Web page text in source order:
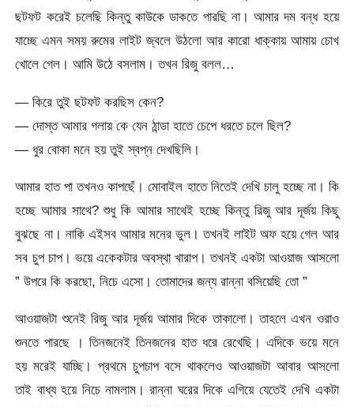
ছটফট করেই চলেছি কিন্তু কাউকে ডাকতে পারছি না। আমার দম বন্ধ হয়ে
যাচ্ছে এমন সময় রুমের লাইট জ্বলে উঠলো আর কারো ধাক্কায় আমায় চোখ
খোলে গেল। আমি উঠে বসলাম। তখন রিজু বলল…
— কিরে তুই ছটফট করছিস কেন?
— দোস্ত আমার গলায় কে যেন ঠান্ডা হাতে চেপে ধরতে চলে ছিল?
— ধুর বোকা মনে হয় তুই স্বপ্ন দেখছিলি।
আমার হাত পা তখনও কাপছেঁ। মোবাইল হাতে নিতেই দেখি চালু হচ্ছে না। কি
হচ্ছে আমার সাথে? শুধু কি আমার সাথেই হচ্ছে কিন্তু রিজু আর দূর্জয় কিছু
বুঝছে না। নাকি এইসব আমার মনের ভুল। তখনই লাইট অফ হয়ে গেল আর
সব চুপ চাপ। ভয়ে একেকটার অবস্থা খারাপ। তখনই একটা আওয়াজ আসলো
” উপরে কি করছো, নিচে এসো। তোমাদের জন্য রান্না বসিয়েছি তো ”
আওয়াজটা শুনেই রিজু আর দূর্জয় আমার দিকে তাকালো। তাহলে এখন ওরাও
শুনতে পারছে । তিনজনেই তিনজনের হাত ধরে রেখেছি। এদিকে ভয়ে মনে
হয় মরেই যাচ্ছি। প্রথমে চুপচাপ বসে থাকলেও আওয়াজটা আবার আসলো
তাই বাধ্য হয়ে নিচে নামলাম। রান্না ঘরের দিকে এগিয়ে যেতেই দেখি একটা